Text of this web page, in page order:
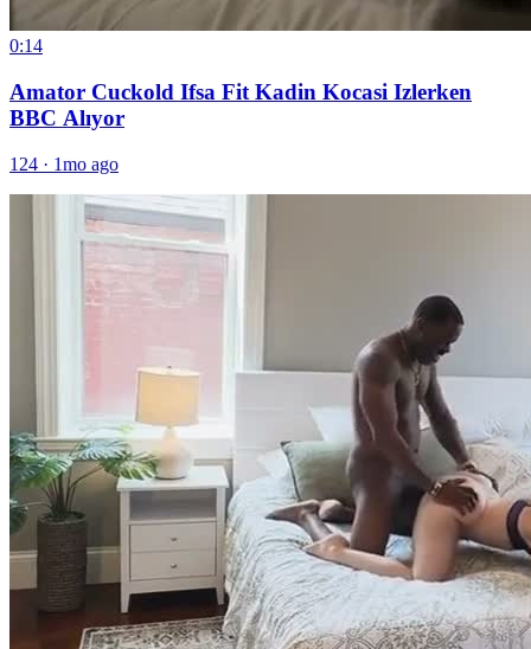
0:14
Amator Cuckold Ifsa Fit Kadin Kocasi Izlerken
BBC Alıyor
124 · 1mo ago